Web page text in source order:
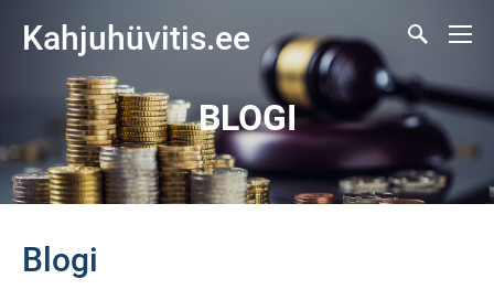
Kahjuhüvitis.ee
BLOGI
Blogi